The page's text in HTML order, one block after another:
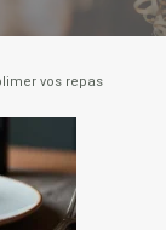
vos repas